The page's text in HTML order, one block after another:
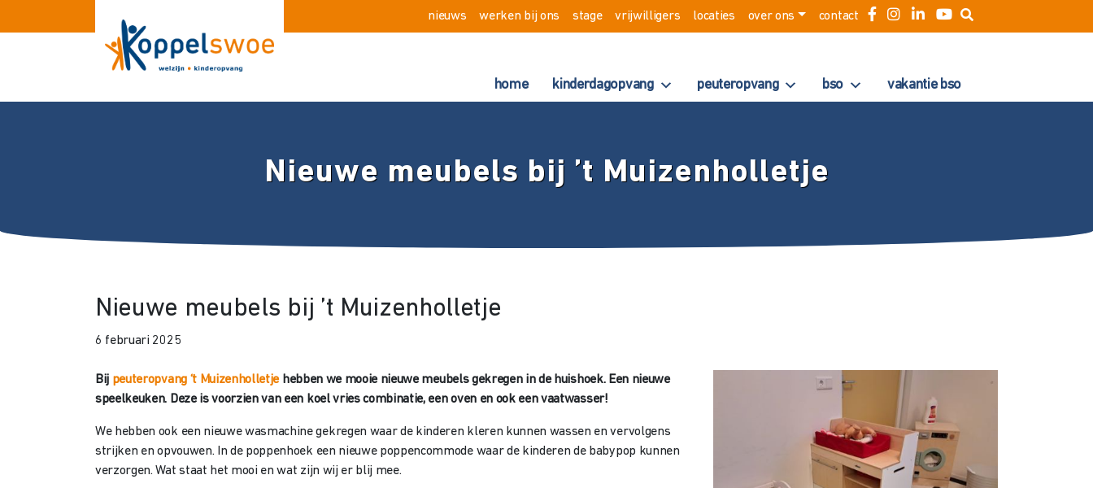
nieuws werken bij ons stage vrijwilligers locaties over ons contact
home kinderdagopvang peuteropvang bso vakantie bso
Nieuwe meubels bij ’t Muizenholletje
Nieuwe meubels bij ’t Muizenholletje
6 februari 2025
Bij peuteropvang ‘t Muizenholletjehebben we mooie nieuwe meubels gekregen in de huishoek. Een nieuwe
speelkeuken. Deze is voorzien van een koel vries combinatie, een oven en ook een vaatwasser!
We hebben ook een nieuwe wasmachine gekregen waar de kinderen kleren kunnen wassen en vervolgens
strijken en opvouwen. In de poppenhoek een nieuwe poppencommode waar de kinderen de babypop kunnen
verzorgen. Wat staat het mooi en wat zijn wij er blij mee.